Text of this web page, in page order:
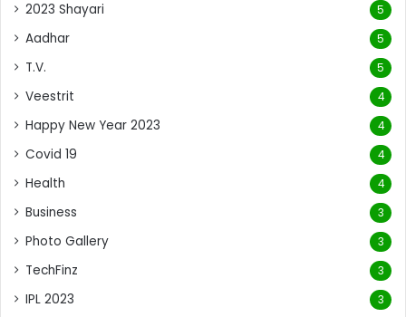
2023 Shayari 5
Aadhar 5
T.V. 5
Veestrit 4
Happy New Year 2023 4
Covid 19 4
Health 4
Business 3
Photo Gallery 3
TechFinz 3
IPL 2023 3